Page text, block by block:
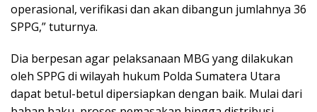
operasional, verifikasi dan akan dibangun jumlahnya 36
SPPG,” tuturnya.
Dia berpesan agar pelaksanaan MBG yang dilakukan
oleh SPPG di wilayah hukum Polda Sumatera Utara
dapat betul-betul dipersiapkan dengan baik. Mulai dari